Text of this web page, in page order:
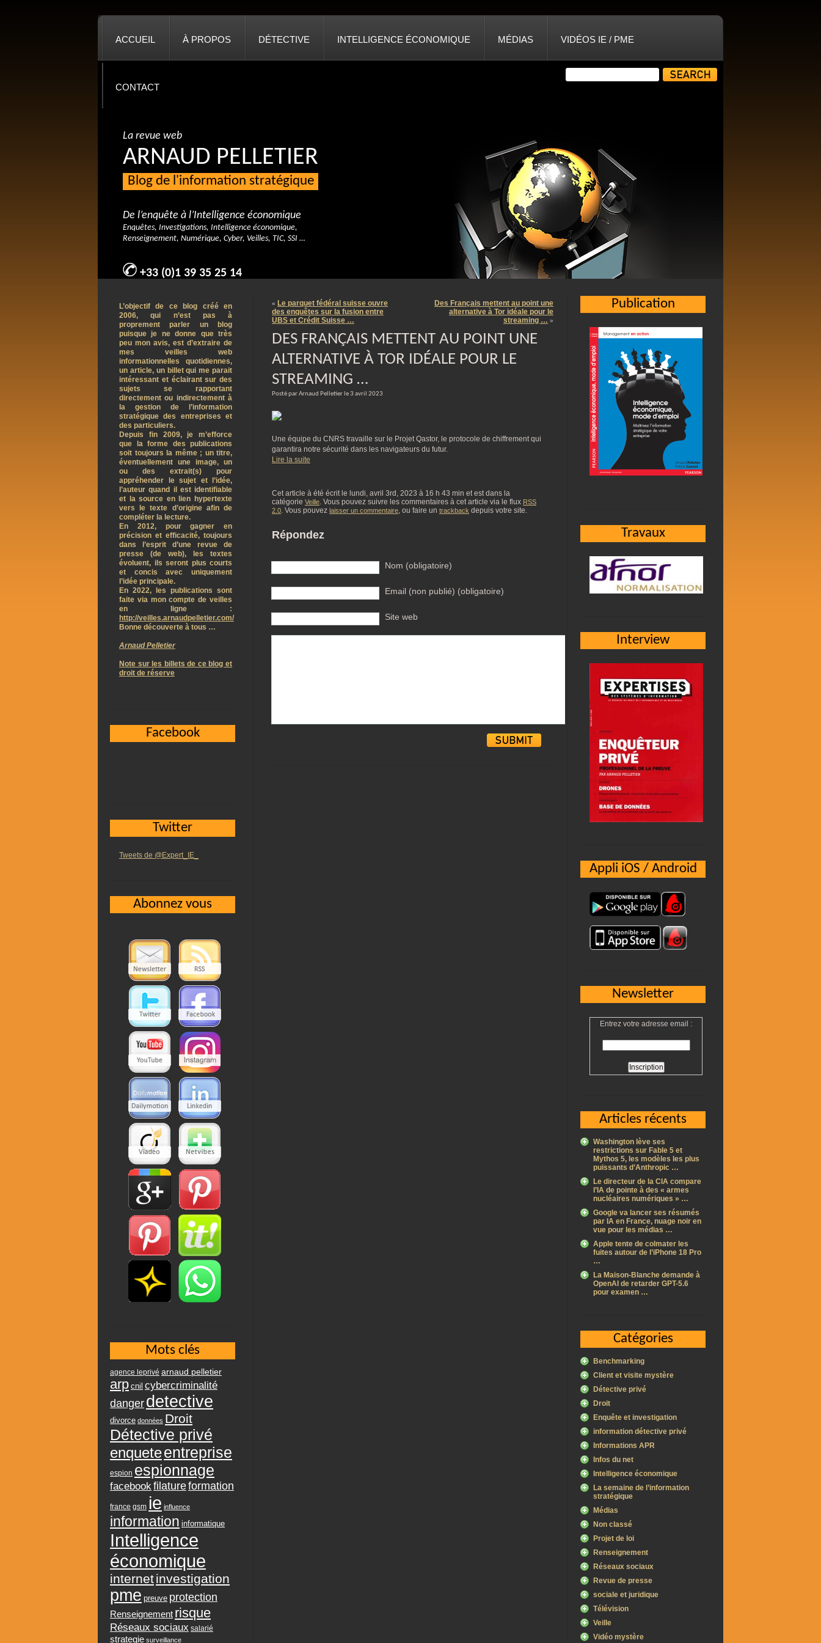
ACCUEIL À PROPOS DÉTECTIVE INTELLIGENCE ÉCONOMIQUE MÉDIAS VIDÉOS IE / PME
CONTACT
La revue web
ARNAUD PELLETIER
Blog de l'information stratégique
De l’enquête à l’Intelligence économique
Enquêtes, Investigations, Intelligence économique,
Renseignement, Numérique, Cyber, Veilles, TIC, SSI …
+33 (0)1 39 35 25 14
« Le parquet fédéral suisse ouvre
des enquêtes sur la fusion entre
UBS et Crédit Suisse …
Des Français mettent au point une
alternative à Tor idéale pour le
streaming … »
DES FRANÇAIS METTENT AU POINT UNE
ALTERNATIVE À TOR IDÉALE POUR LE
STREAMING …
Posté par Arnaud Pelletier le 3 avril 2023
Une équipe du CNRS travaille sur le Projet Qastor, le protocole de chiffrement qui
garantira notre sécurité dans les navigateurs du futur.
Lire la suite
Cet article à été écrit le lundi, avril 3rd, 2023 à 16 h 43 min et est dans la
catégorie Veille. Vous pouvez suivre les commentaires à cet article via le flux RSS
2.0. Vous pouvez laisser un commentaire, ou faire un trackback depuis votre site.
Répondez
Nom (obligatoire)
Email (non publié) (obligatoire)
Site web
Publication
Travaux
Interview
Appli iOS / Android
Newsletter
Entrez votre adresse email :
Articles récents
Washington lève ses
restrictions sur Fable 5 et
Mythos 5, les modèles les plus
puissants d’Anthropic …
Le directeur de la CIA compare
l’IA de pointe à des « armes
nucléaires numériques » …
Google va lancer ses résumés
par IA en France, nuage noir en
vue pour les médias …
Apple tente de colmater les
fuites autour de l’iPhone 18 Pro
…
La Maison-Blanche demande à
OpenAI de retarder GPT-5.6
pour examen …
Catégories
Benchmarking
Client et visite mystère
Détective privé
Droit
Enquête et investigation
information détective privé
Informations APR
Infos du net
Intelligence économique
La semaine de l’information
stratégique
Médias
Non classé
Projet de loi
Renseignement
Réseaux sociaux
Revue de presse
sociale et juridique
Télévision
Veille
Vidéo mystère
L’objectif de ce blog créé en
2006, qui n’est pas à
proprement parler un blog
puisque je ne donne que très
peu mon avis, est d’extraire de
mes veilles web
informationnelles quotidiennes,
un article, un billet qui me parait
intéressant et éclairant sur des
sujets se rapportant
directement ou indirectement à
la gestion de l’information
stratégique des entreprises et
des particuliers.
Depuis fin 2009, je m’efforce
que la forme des publications
soit toujours la même ; un titre,
éventuellement une image, un
ou des extrait(s) pour
appréhender le sujet et l’idée,
l’auteur quand il est identifiable
et la source en lien hypertexte
vers le texte d’origine afin de
compléter la lecture.
En 2012, pour gagner en
précision et efficacité, toujours
dans l’esprit d’une revue de
presse (de web), les textes
évoluent, ils seront plus courts
et concis avec uniquement
l’idée principale.
En 2022, les publications sont
faite via mon compte de veilles
en ligne :
http://veilles.arnaudpelletier.com/
Bonne découverte à tous …
Arnaud Pelletier
Note sur les billets de ce blog et
droit de réserve
Facebook
Twitter
Tweets de @Expert_IE_
Abonnez vous
Mots clés
agence leprivé arnaud pelletier
arp cnil cybercriminalité
danger detective
divorce données Droit
Détective privé
enqueteentreprise
espion espionnage
facebookfilatureformation
france gsm ie influence
information informatique
Intelligence
économique
internetinvestigation
pme preuve protection
Renseignement risque
Réseaux sociaux salarié
strategie surveillance